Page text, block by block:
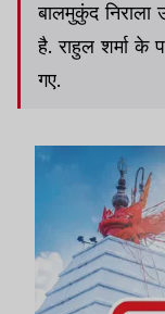
बालमुकुंद निराला
है. राहुल शर्मा
गए.